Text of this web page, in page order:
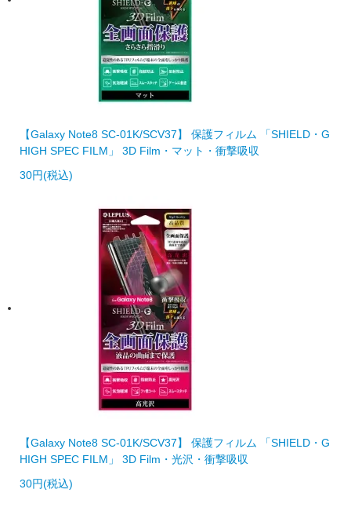
【Galaxy Note8 SC-01K/SCV37】 保護フィルム 「SHIELD・G
HIGH SPEC FILM」 3D Film・マット・衝撃吸収
30円(税込)
【Galaxy Note8 SC-01K/SCV37】 保護フィルム 「SHIELD・G
HIGH SPEC FILM」 3D Film・光沢・衝撃吸収
30円(税込)